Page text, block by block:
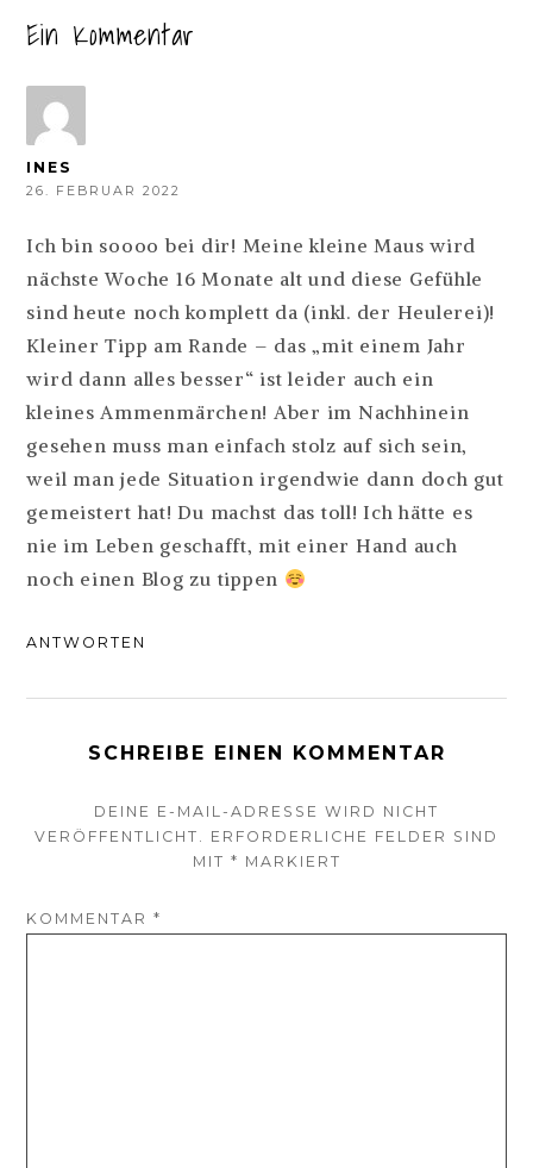
Ein Kommentar
INES
26. FEBRUAR 2022
Ich bin soooo bei dir! Meine kleine Maus wird
nächste Woche 16 Monate alt und diese Gefühle
sind heute noch komplett da (inkl. der Heulerei)!
Kleiner Tipp am Rande – das „mit einem Jahr
wird dann alles besser“ ist leider auch ein
kleines Ammenmärchen! Aber im Nachhinein
gesehen muss man einfach stolz auf sich sein,
weil man jede Situation irgendwie dann doch gut
gemeistert hat! Du machst das toll! Ich hätte es
nie im Leben geschafft, mit einer Hand auch
noch einen Blog zu tippen
ANTWORTEN
SCHREIBE EINEN KOMMENTAR
DEINE E-MAIL-ADRESSE WIRD NICHT
VERÖFFENTLICHT.
ERFORDERLICHE FELDER SIND
MIT * MARKIERT
KOMMENTAR*